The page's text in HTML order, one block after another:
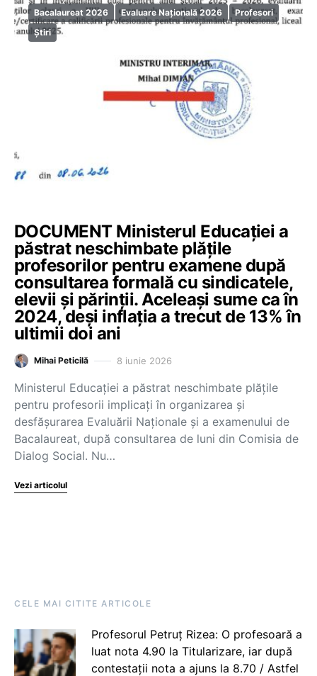
Bacalaureat 2026 Evaluare Națională 2026
Profesori
Știri
DOCUMENT Ministerul Educației a
păstrat neschimbate plățile
profesorilor pentru examene după
consultarea formală cu sindicatele,
elevii și părinții. Aceleași sume ca în
2024, deși inflația a trecut de 13% în
ultimii doi ani
Mihai Peticilă 8 iunie 2026
Ministerul Educației a păstrat neschimbate plățile
pentru profesorii implicați în organizarea și
desfășurarea Evaluării Naționale și a examenului de
Bacalaureat, după consultarea de luni din Comisia de
Dialog Social. Nu…
Vezi articolul
CELE MAI CITITE ARTICOLE
Profesorul Petruț Rizea: O profesoară a
luat nota 4.90 la Titularizare, iar după
contestații nota a ajuns la 8.70 / Astfel